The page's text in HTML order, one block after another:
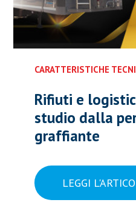
CARATTERISTICHE
Rifiuti e
studio dalla
graffiante
LEGGI